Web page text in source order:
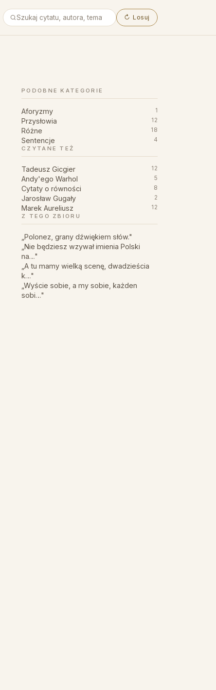
↻ Losuj
PODOBNE KATEGORIE
Aforyzmy 1
Przysłowia 12
Różne 18
Sentencje
4
CZYTANE TEŻ
Tadeusz Gicgier 12
Andy'ego Warhol 5
Cytaty o równości 8
Jarosław Gugały 2
Marek Aureliusz
12
Z TEGO ZBIORU
„Polonez, grany dźwiękiem słów."
„Nie będziesz wzywał imienia Polski
na…"
„A tu mamy wielką scenę, dwadzieścia
k…"
„Wyście sobie, a my sobie, każden
sobi…"